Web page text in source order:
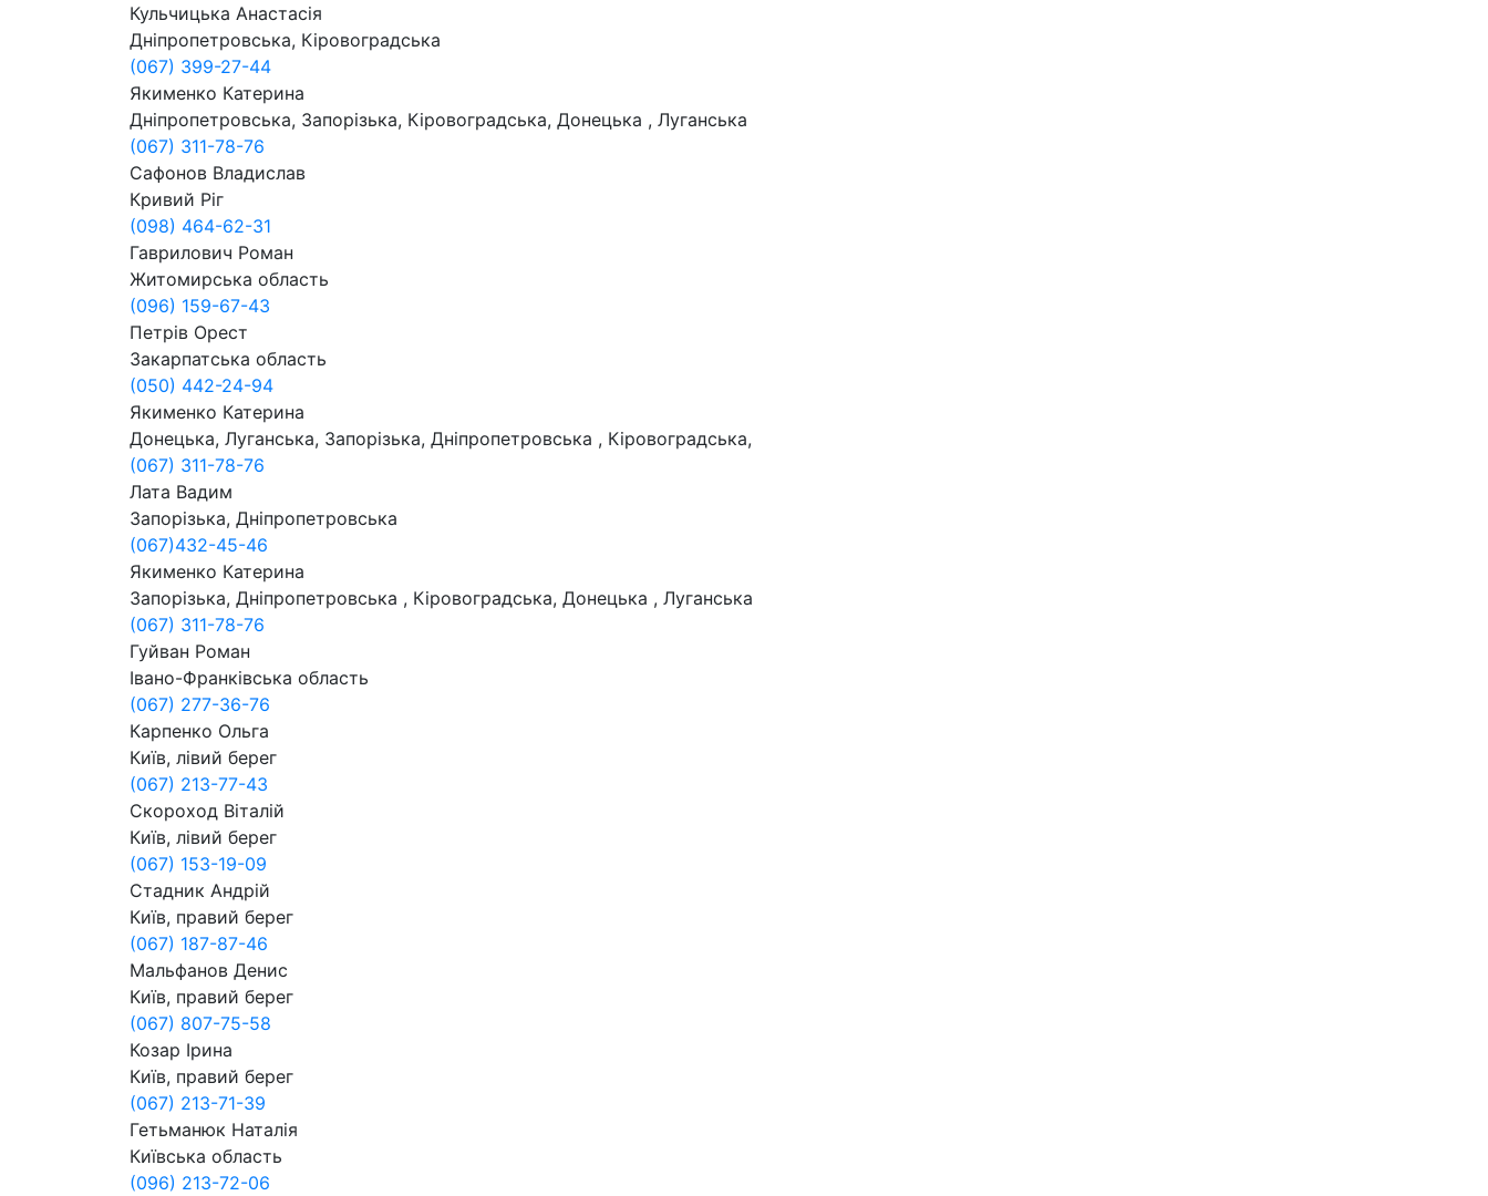
Кульчицька Анастасія
Дніпропетровська, Кіровоградська
(067) 399-27-44
Якименко Катерина
Дніпропетровська, Запорізька, Кіровоградська, Донецька , Луганська
(067) 311-78-76
Сафонов Владислав
Кривий Ріг
(098) 464-62-31
Гаврилович Роман
Житомирська область
(096) 159-67-43
Петрів Орест
Закарпатська область
(050) 442-24-94
Якименко Катерина
Донецька, Луганська, Запорізька, Дніпропетровська , Кіровоградська,
(067) 311-78-76
Лата Вадим
Запорізька, Дніпропетровська
(067)432-45-46
Якименко Катерина
Запорізька, Дніпропетровська , Кіровоградська, Донецька , Луганська
(067) 311-78-76
Гуйван Роман
Івано-Франківська область
(067) 277-36-76
Карпенко Ольга
Київ, лівий берег
(067) 213-77-43
Скороход Віталій
Київ, лівий берег
(067) 153-19-09
Стадник Андрій
Київ, правий берег
(067) 187-87-46
Мальфанов Денис
Київ, правий берег
(067) 807-75-58
Козар Ірина
Київ, правий берег
(067) 213-71-39
Гетьманюк Наталія
Київська область
(096) 213-72-06